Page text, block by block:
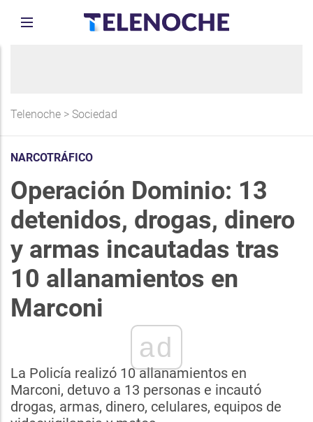
Telenoche > Sociedad
NARCOTRÁFICO
Operación Dominio: 13
detenidos, drogas, dinero
y armas incautadas tras
10 allanamientos en
Marconi
ad
La Policía realizó 10 allanamientos en
Marconi, detuvo a 13 personas e incautó
drogas, armas, dinero, celulares, equipos de